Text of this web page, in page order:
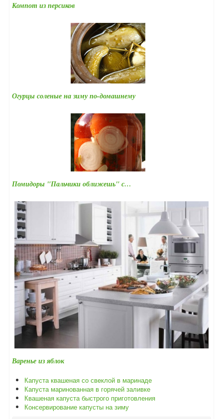
Компот из персиков
Огурцы соленые на зиму по-домашнему
Помидоры "Пальчики оближешь" с…
Варенье из яблок
Капуста квашеная со свeклой в маринаде
Капуста маринованная в горячей заливке
Квашеная капуста быстрого приготовления
Консервирование капусты на зиму